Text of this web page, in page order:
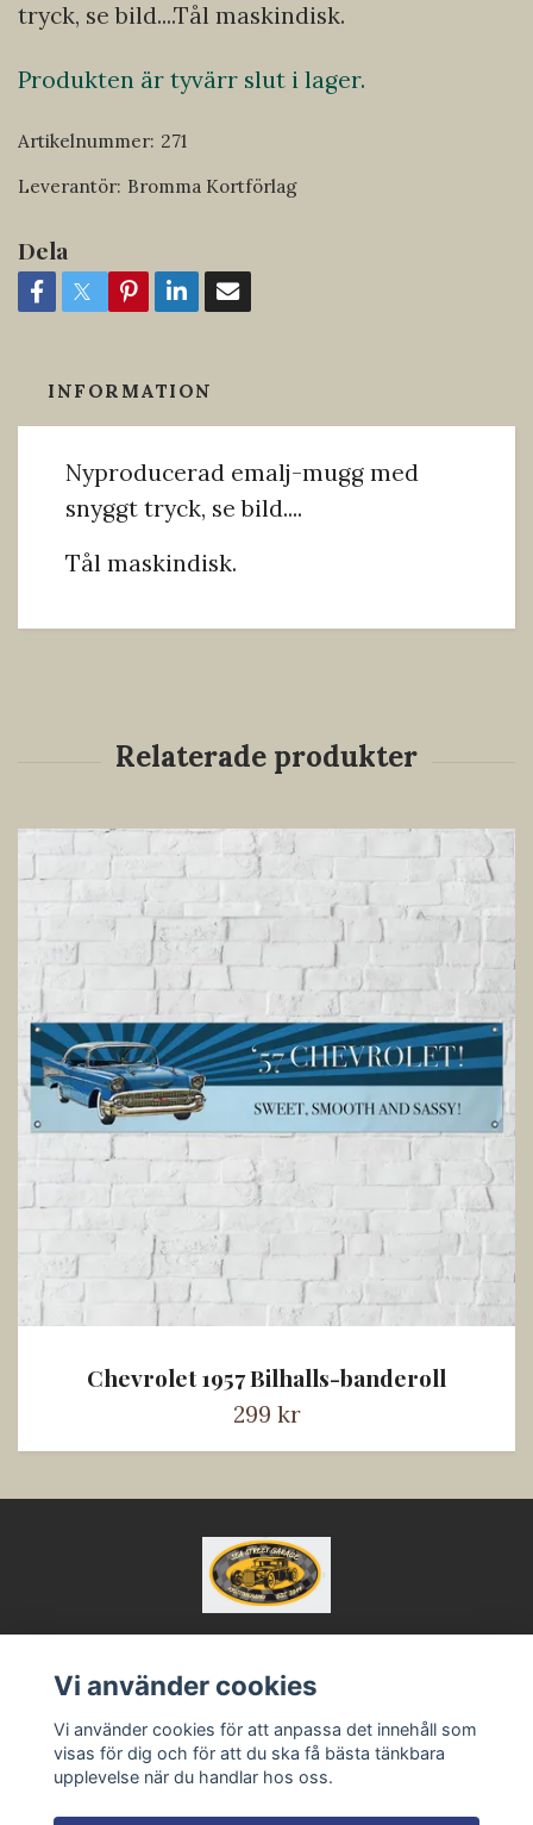
tryck, se bild....Tål maskindisk.
Produkten är tyvärr slut i lager.
Artikelnummer: 271
Leverantör: Bromma Kortförlag
Dela
INFORMATION
Nyproducerad emalj-mugg med
snyggt tryck, se bild....
Tål maskindisk.
Chevrolet 1957 Bilhalls-banderoll
299 kr
Kontakt
Köpvillkor
Vi använder cookies
Vi använder cookies för att anpassa det innehåll som
visas för dig och för att du ska få bästa tänkbara
upplevelse när du handlar hos oss.